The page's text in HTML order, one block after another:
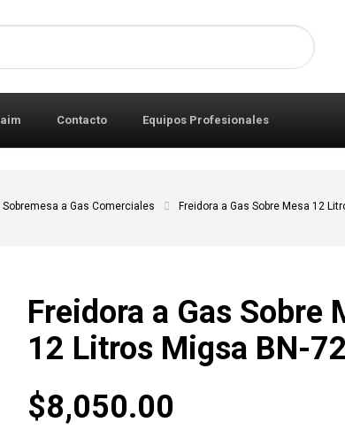
Contacto Equipos Profesionales
Sobremesa a Gas Comerciales Freidora a Gas Sobre Mesa 12
Freidora a Gas Sobre
12 Litros Migsa BN-72
$8,050.00